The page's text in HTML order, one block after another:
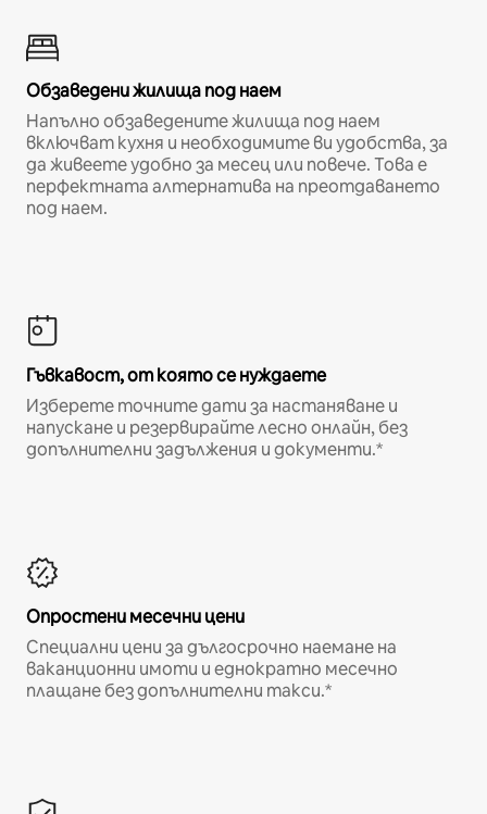
Обзаведени жилища под наем
Напълно обзаведените жилища под наем
включват кухня и необходимите ви удобства, за
да живеете удобно за месец или повече. Това е
перфектната алтернатива на преотдаването
под наем.
Гъвкавост, от която се нуждаете
Изберете точните дати за настаняване и
напускане и резервирайте лесно онлайн, без
допълнителни задължения и документи.*
Опростени месечни цени
Специални цени за дългосрочно наемане на
ваканционни имоти и еднократно месечно
плащане без допълнителни такси.*